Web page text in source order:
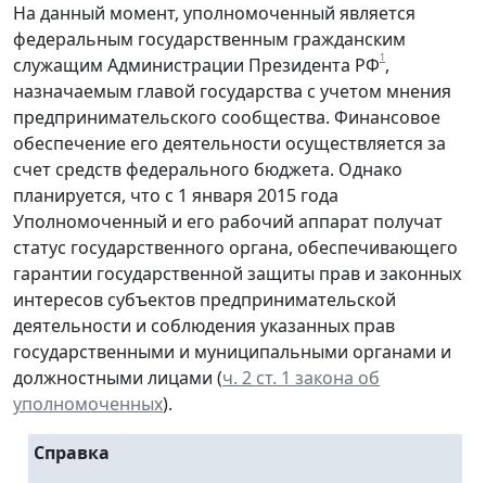
На данный момент, уполномоченный является
федеральным государственным гражданским
служащим Администрации Президента РФ1,
назначаемым главой государства с учетом мнения
предпринимательского сообщества. Финансовое
обеспечение его деятельности осуществляется за
счет средств федерального бюджета. Однако
планируется, что с 1 января 2015 года
Уполномоченный и его рабочий аппарат получат
статус государственного органа, обеспечивающего
гарантии государственной защиты прав и законных
интересов субъектов предпринимательской
деятельности и соблюдения указанных прав
государственными и муниципальными органами и
должностными лицами (ч. 2 ст. 1 закона об
уполномоченных).
Справка